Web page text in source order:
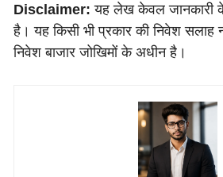
Disclaimer: यह लेख केवल जानकारी के
है। यह किसी भी प्रकार की निवेश सलाह
निवेश बाजार जोखिमों के अधीन है।